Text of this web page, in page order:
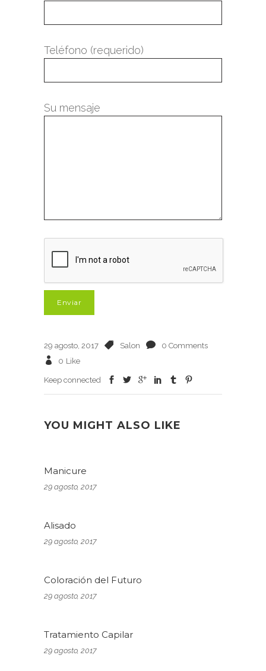
Teléfono (requerido)
Su mensaje
29 agosto, 2017 Salon
0 Comments
0 Like
Keep connected
YOU MIGHT ALSO LIKE
Manicure
29 agosto, 2017
Alisado
29 agosto, 2017
Coloración del Futuro
29 agosto, 2017
Tratamiento Capilar
29 agosto, 2017